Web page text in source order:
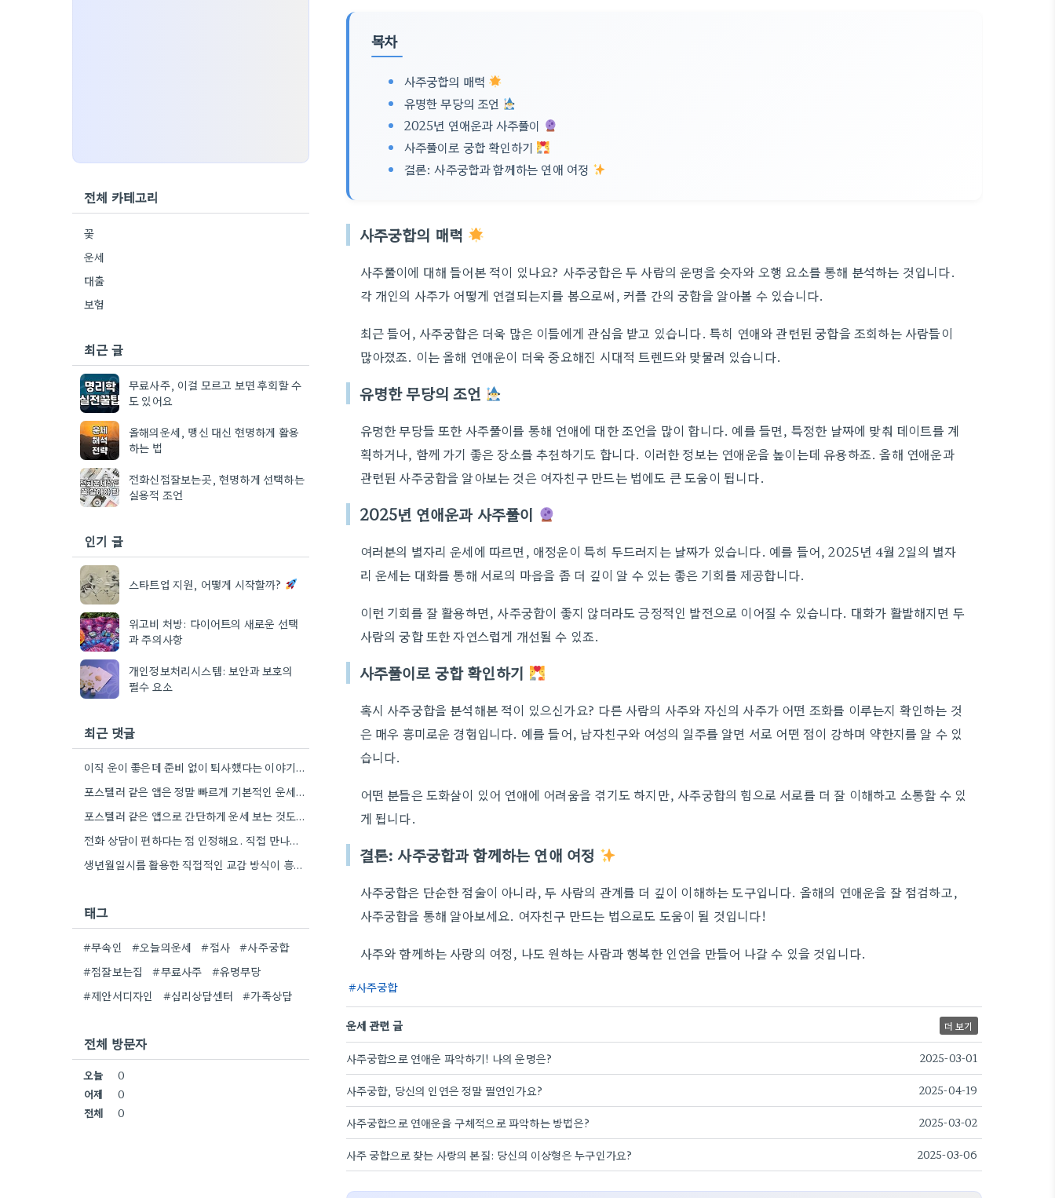
목차
사주궁합의 매력
유명한 무당의 조언
2025년 연애운과 사주풀이
사주풀이로 궁합 확인하기
결론: 사주궁합과 함께하는 연애 여정
사주궁합의 매력
사주풀이에 대해 들어본 적이 있나요? 사주궁합은 두 사람의 운명을 숫자와 오행 요소를 통해 분석하는 것입니다.
각 개인의 사주가 어떻게 연결되는지를 봄으로써, 커플 간의 궁합을 알아볼 수 있습니다.
최근 들어, 사주궁합은 더욱 많은 이들에게 관심을 받고 있습니다. 특히 연애와 관련된 궁합을 조회하는 사람들이
많아졌죠. 이는 올해 연애운이 더욱 중요해진 시대적 트렌드와 맞물려 있습니다.
유명한 무당의 조언
유명한 무당들 또한 사주풀이를 통해 연애에 대한 조언을 많이 합니다. 예를 들면, 특정한 날짜에 맞춰 데이트를 계
획하거나, 함께 가기 좋은 장소를 추천하기도 합니다. 이러한 정보는 연애운을 높이는데 유용하죠. 올해 연애운과
관련된 사주궁합을 알아보는 것은 여자친구 만드는 법에도 큰 도움이 됩니다.
2025년 연애운과 사주풀이
여러분의 별자리 운세에 따르면, 애정운이 특히 두드러지는 날짜가 있습니다. 예를 들어, 2025년 4월 2일의 별자
리 운세는 대화를 통해 서로의 마음을 좀 더 깊이 알 수 있는 좋은 기회를 제공합니다.
이런 기회를 잘 활용하면, 사주궁합이 좋지 않더라도 긍정적인 발전으로 이어질 수 있습니다. 대화가 활발해지면 두
사람의 궁합 또한 자연스럽게 개선될 수 있죠.
사주풀이로 궁합 확인하기
혹시 사주궁합을 분석해본 적이 있으신가요? 다른 사람의 사주와 자신의 사주가 어떤 조화를 이루는지 확인하는 것
은 매우 흥미로운 경험입니다. 예를 들어, 남자친구와 여성의 일주를 알면 서로 어떤 점이 강하며 약한지를 알 수 있
습니다.
어떤 분들은 도화살이 있어 연애에 어려움을 겪기도 하지만, 사주궁합의 힘으로 서로를 더 잘 이해하고 소통할 수 있
게 됩니다.
결론: 사주궁합과 함께하는 연애 여정
사주궁합은 단순한 점술이 아니라, 두 사람의 관계를 더 깊이 이해하는 도구입니다. 올해의 연애운을 잘 점검하고,
사주궁합을 통해 알아보세요. 여자친구 만드는 법으로도 도움이 될 것입니다!
사주와 함께하는 사랑의 여정, 나도 원하는 사람과 행복한 인연을 만들어 나갈 수 있을 것입니다.
사주궁합
운세 관련 글 더 보기
사주궁합으로 연애운 파악하기! 나의 운명은? 2025-03-01
사주궁합, 당신의 인연은 정말 필연인가요? 2025-04-19
사주궁합으로 연애운을 구체적으로 파악하는 방법은? 2025-03-02
사주 궁합으로 찾는 사랑의 본질: 당신의 이상형은 누구인가요? 2025-03-06
전체 카테고리
꽃
운세
대출
보험
최근 글
무료사주, 이걸 모르고 보면 후회할 수
도 있어요
올해의운세, 맹신 대신 현명하게 활용
하는 법
전화신점잘보는곳, 현명하게 선택하는
실용적 조언
인기 글
스타트업 지원, 어떻게 시작할까?
위고비 처방: 다이어트의 새로운 선택
과 주의사항
개인정보처리시스템: 보안과 보호의
필수 요소
최근 댓글
이직 운이 좋은데 준비 없이 퇴사했다는 이야기가 마음 아프네요. 좀 더 신중하게 상황을 판단해야 할…
포스텔러 같은 앱은 정말 빠르게 기본적인 운세를 알려주네요. 저는 운세 보는 것보다, 앞으로의 계획을 세울…
포스텔러 같은 앱으로 간단하게 운세 보는 것도 괜찮네요. 꼼꼼하게 분석하기 전에 먼저 방향 잡기가 좋겠어요.
전화 상담이 편하다는 점 인정해요. 직접 만나는 것만큼 깊이 있는 통찰력을 얻기는 어려울 것 같아요.
생년월일시를 활용한 직접적인 교감 방식이 흥미로워요. 단순히 이론적 틀에 기대는 것보다, 개인의 상황에 맞춰 신령의…
태그
#무속인 #오늘의운세 #점사
#사주궁합
#점잘보는집
#무료사주
#유명무당
#제안서디자인
#심리상담센터 #가족상담
전체 방문자
오늘
0
어제
0
전체
0